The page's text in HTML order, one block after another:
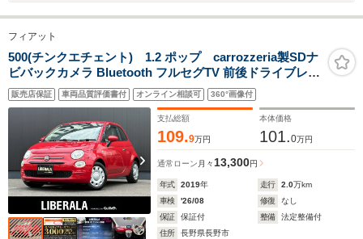
フィアット
500(チンクエチェント) 1.2 ポップ carrozzeria製SDナ
ビバックカメラ Bluetooth フルセグTV 前後ドライブレコ
ーダー 横滑り防止装置 USB DVD SD ETC シティーモー
ド ステアリングスイッチ キーレス
販売店保証 車両品質評価書付 オンライン相談可 360°画像付
支払総額
109.9万円
本体価格
101.0万円
通常ローン 月々13,300円
年式 2019年 走行 2.0万km
車検
'26/08 修復
なし
保証
保証付 整備
法定整備付
住所
長野県長野市